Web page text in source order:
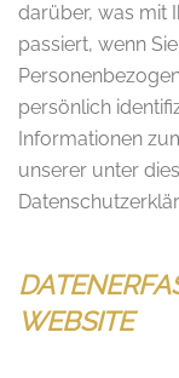
darüber, was mit
passiert, wenn
persönlich
Informationen
unserer unter
WEBSITE